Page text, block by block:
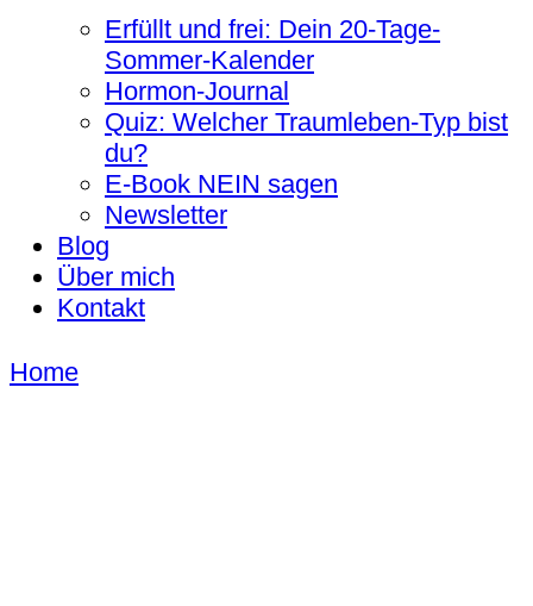
Erfüllt und frei: Dein 20-Tage-
Sommer-Kalender
Hormon-Journal
Quiz: Welcher Traumleben-Typ bist
du?
E-Book NEIN sagen
Newsletter
Blog
Über mich
Kontakt
Home